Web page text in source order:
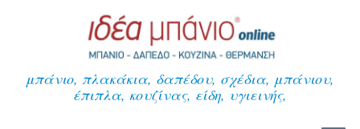
μπάνιο, πλακάκια, δαπέδου, σχέδια, μπάνιου,
έπιπλα, κουζίνας, είδη, υγιεινής,